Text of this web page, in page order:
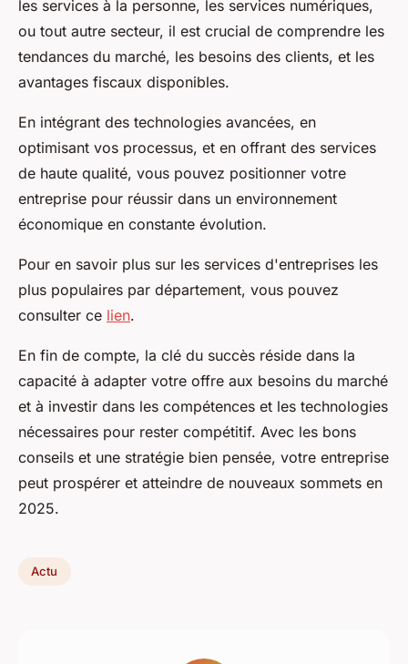
les services à la personne, les services numériques,
ou tout autre secteur, il est crucial de comprendre les
tendances du marché, les besoins des clients, et les
avantages fiscaux disponibles.
En intégrant des technologies avancées, en
optimisant vos processus, et en offrant des services
de haute qualité, vous pouvez positionner votre
entreprise pour réussir dans un environnement
économique en constante évolution.
Pour en savoir plus sur les services d'entreprises les
plus populaires par département, vous pouvez
consulter ce lien.
En fin de compte, la clé du succès réside dans la
capacité à adapter votre offre aux besoins du marché
et à investir dans les compétences et les technologies
nécessaires pour rester compétitif. Avec les bons
conseils et une stratégie bien pensée, votre entreprise
peut prospérer et atteindre de nouveaux sommets en
2025.
Actu